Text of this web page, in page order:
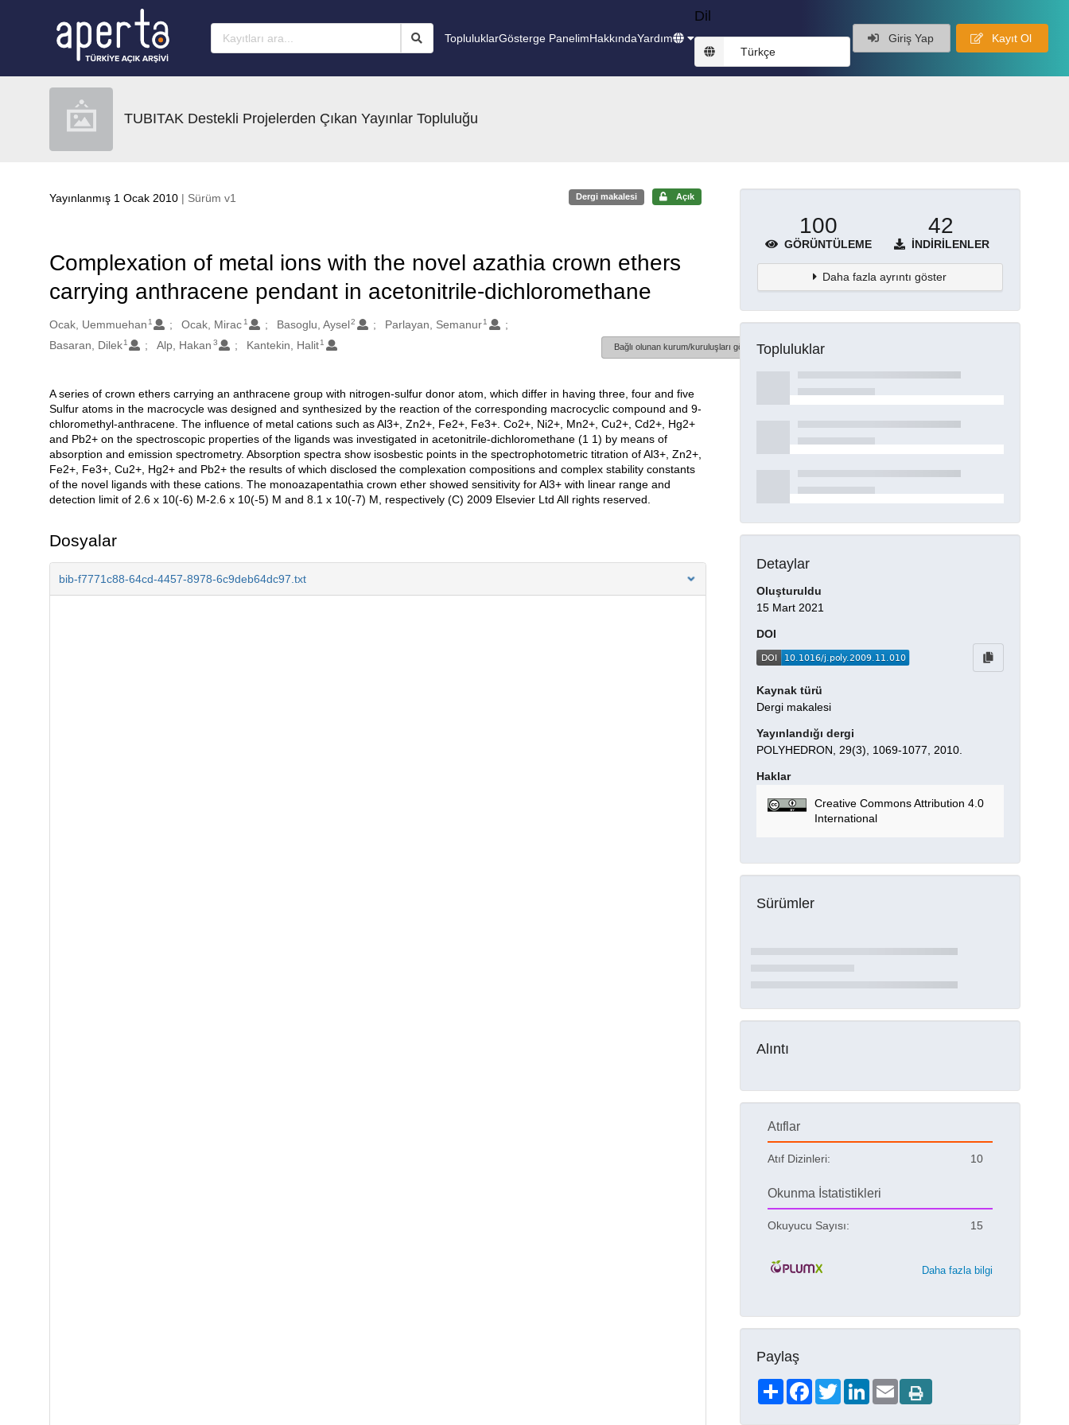
TopluluklarGösterge PanelimHakkındaYardım
Dil
Türkçe
Giriş Yap Kayıt Ol
TUBITAK Destekli Projelerden Çıkan Yayınlar Topluluğu
Yayınlanmış 1 Ocak 2010 | Sürüm v1 Dergi makalesi Açık
Complexation of metal ions with the novel azathia crown ethers
carrying anthracene pendant in acetonitrile-dichloromethane
Oluşturanlar
Ocak, Uemmuehan 1 Ocak, Mirac 1 Basoglu, Aysel2 Parlayan, Semanur1
Basaran, Dilek 1 Alp, Hakan 3 Kantekin, Halit1 Bağlı olunan kurum/kuruluşları göster
Açıklama
A series of crown ethers carrying an anthracene group with nitrogen-sulfur donor atom, which differ in having three, four and five
Sulfur atoms in the macrocycle was designed and synthesized by the reaction of the corresponding macrocyclic compound and 9-
chloromethyl-anthracene. The influence of metal cations such as Al3+, Zn2+, Fe2+, Fe3+. Co2+, Ni2+, Mn2+, Cu2+, Cd2+, Hg2+
and Pb2+ on the spectroscopic properties of the ligands was investigated in acetonitrile-dichloromethane (1 1) by means of
absorption and emission spectrometry. Absorption spectra show isosbestic points in the spectrophotometric titration of Al3+, Zn2+,
Fe2+, Fe3+, Cu2+, Hg2+ and Pb2+ the results of which disclosed the complexation compositions and complex stability constants
of the novel ligands with these cations. The monoazapentathia crown ether showed sensitivity for Al3+ with linear range and
detection limit of 2.6 x 10(-6) M-2.6 x 10(-5) M and 8.1 x 10(-7) M, respectively (C) 2009 Elsevier Ltd All rights reserved.
Dosyalar
bib-f7771c88-64cd-4457-8978-6c9deb64dc97.txt
100
GÖRÜNTÜLEME
42
İNDIRILENLER
Daha fazla ayrıntı göster
Topluluklar
Detaylar
Oluşturuldu
15 Mart 2021
DOI
Kaynak türü
Dergi makalesi
Yayınlandığı dergi
POLYHEDRON, 29(3), 1069-1077, 2010.
Haklar
Creative Commons Attribution 4.0
International
Sürümler
Alıntı
Atıflar
Atıf Dizinleri: 10
Okunma İstatistikleri
Okuyucu Sayısı: 15
Daha fazla bilgi
Paylaş
ShareFacebookTwitterLinkedIn
Email